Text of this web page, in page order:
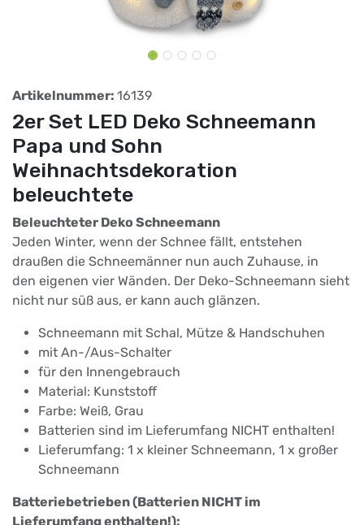
Artikelnummer: 16139
2er Set LED Deko Schneemann
Papa und Sohn
Weihnachtsdekoration
beleuchtete
Beleuchteter Deko Schneemann
Jeden Winter, wenn der Schnee fällt, entstehen
draußen die Schneemänner nun auch Zuhause, in
den eigenen vier Wänden. Der Deko-Schneemann sieht
nicht nur süß aus, er kann auch glänzen.
Schneemann mit Schal, Mütze & Handschuhen
mit An-/Aus-Schalter
für den Innengebrauch
Material: Kunststoff
Farbe: Weiß, Grau
Batterien sind im Lieferumfang NICHT enthalten!
Lieferumfang: 1 x kleiner Schneemann, 1 x großer
Schneemann
Batteriebetrieben (Batterien NICHT im
Lieferumfang enthalten!):